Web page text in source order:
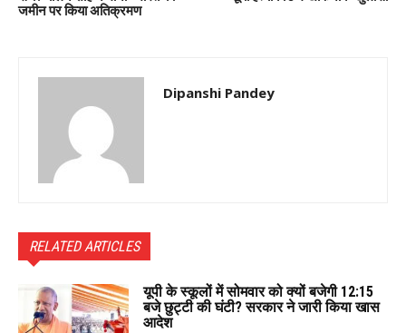
जमीन पर किया अतिक्रमण
Dipanshi Pandey
RELATED ARTICLES
यूपी के स्कूलों में सोमवार को क्यों बजेगी 12:15
बजे छुट्टी की घंटी? सरकार ने जारी किया खास
आदेश